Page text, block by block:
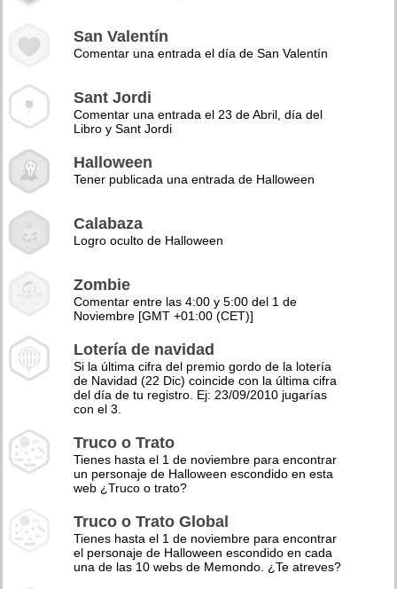
San Valentín
Comentar una entrada el día de San Valentín
Sant Jordi
Comentar una entrada el 23 de Abril, día del
Libro y Sant Jordi
Halloween
Tener publicada una entrada de Halloween
Calabaza
Logro oculto de Halloween
Zombie
Comentar entre las 4:00 y 5:00 del 1 de
Noviembre [GMT +01:00 (CET)]
Lotería de navidad
Si la última cifra del premio gordo de la lotería
de Navidad (22 Dic) coincide con la última cifra
del día de tu registro. Ej: 23/09/2010 jugarías
con el 3.
Truco o Trato
Tienes hasta el 1 de noviembre para encontrar
un personaje de Halloween escondido en esta
web ¿Truco o trato?
Truco o Trato Global
Tienes hasta el 1 de noviembre para encontrar
el personaje de Halloween escondido en cada
una de las 10 webs de Memondo. ¿Te atreves?